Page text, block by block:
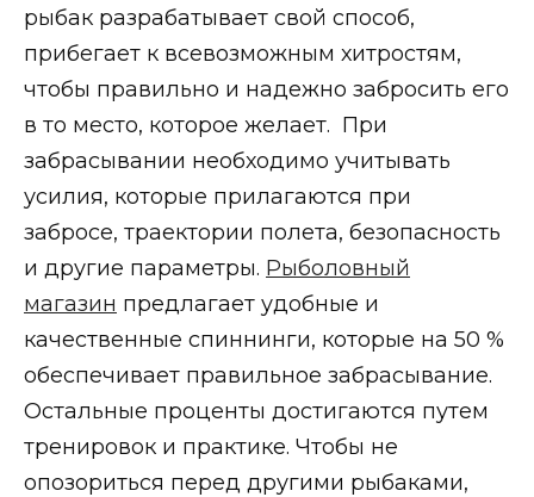
рыбак разрабатывает свой способ,
прибегает к всевозможным хитростям,
чтобы правильно и надежно забросить его
в то место, которое желает. При
забрасывании необходимо учитывать
усилия, которые прилагаются при
забросе, траектории полета, безопасность
и другие параметры. Рыболовный
магазин предлагает удобные и
качественные спиннинги, которые на 50 %
обеспечивает правильное забрасывание.
Остальные проценты достигаются путем
тренировок и практике. Чтобы не
опозориться перед другими рыбаками,